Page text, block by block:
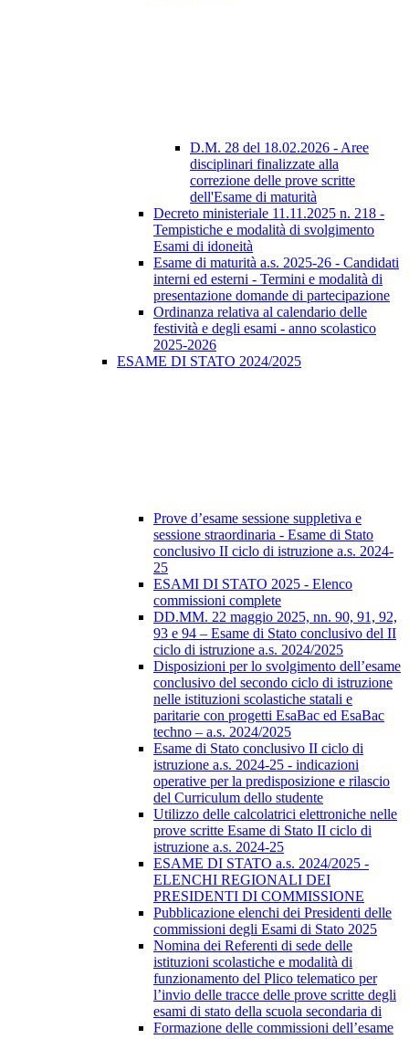
D.M. 28 del 18.02.2026 - Aree
disciplinari finalizzate alla
correzione delle prove scritte
dell'Esame di maturità
Decreto ministeriale 11.11.2025 n. 218 -
Tempistiche e modalità di svolgimento
Esami di idoneità
Esame di maturità a.s. 2025-26 - Candidati
interni ed esterni - Termini e modalità di
presentazione domande di partecipazione
Ordinanza relativa al calendario delle
festività e degli esami - anno scolastico
2025-2026
ESAME DI STATO 2024/2025
Prove d’esame sessione suppletiva e
sessione straordinaria - Esame di Stato
conclusivo II ciclo di istruzione a.s. 2024-
25
ESAMI DI STATO 2025 - Elenco
commissioni complete
DD.MM. 22 maggio 2025, nn. 90, 91, 92,
93 e 94 – Esame di Stato conclusivo del II
ciclo di istruzione a.s. 2024/2025
Disposizioni per lo svolgimento dell’esame
conclusivo del secondo ciclo di istruzione
nelle istituzioni scolastiche statali e
paritarie con progetti EsaBac ed EsaBac
techno – a.s. 2024/2025
Esame di Stato conclusivo II ciclo di
istruzione a.s. 2024-25 - indicazioni
operative per la predisposizione e rilascio
del Curriculum dello studente
Utilizzo delle calcolatrici elettroniche nelle
prove scritte Esame di Stato II ciclo di
istruzione a.s. 2024-25
ESAME DI STATO a.s. 2024/2025 -
ELENCHI REGIONALI DEI
PRESIDENTI DI COMMISSIONE
Pubblicazione elenchi dei Presidenti delle
commissioni degli Esami di Stato 2025
Nomina dei Referenti di sede delle
istituzioni scolastiche e modalità di
funzionamento del Plico telematico per
l’invio delle tracce delle prove scritte degli
esami di stato della scuola secondaria di
Formazione delle commissioni dell’esame